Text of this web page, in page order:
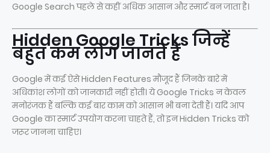
Google Search पहले से कहीं अधिक आसान और स्मार्ट बन जाता है।
Hidden Google Tricks जिन्हें
बहुत कम लोग जानते हैं
Google में कई ऐसे Hidden Features मौजूद हैं जिनके बारे में
अधिकांश लोगों को जानकारी नहीं होती। ये Google Tricks न केवल
मनोरंजक हैं बल्कि कई बार काम को आसान भी बना देती हैं। यदि आप
Google का स्मार्ट उपयोग करना चाहते हैं, तो इन Hidden Tricks को
जरूर जानना चाहिए।